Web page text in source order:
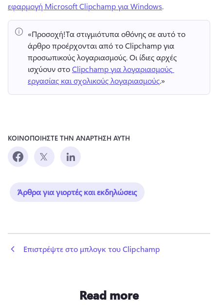
εφαρμογή Microsoft Clipchamp για Windows.
«Προσοχή!Τα στιγμιότυπα οθόνης σε αυτό το
άρθρο προέρχονται από το Clipchamp για
προσωπικούς λογαριασμούς. Οι ίδιες αρχές
ισχύουν στο Clipchamp για λογαριασμούς
εργασίας και σχολικούς λογαριασμούς.»
ΚΟΙΝΟΠΟΙΗΣΤΕ ΤΗΝ ΑΝΑΡΤΗΣΗ ΑΥΤΗ
Άρθρα για γιορτές και εκδηλώσεις
Επιστρέψτε στο μπλογκ του Clipchamp
Read more